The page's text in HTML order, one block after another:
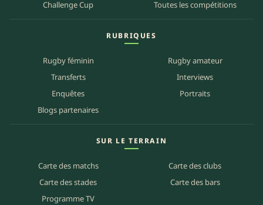
Challenge Cup
Toutes les compétitions
RUBRIQUES
Rugby féminin
Rugby amateur
Transferts
Interviews
Enquêtes
Portraits
Blogs partenaires
SUR LE TERRAIN
Carte des matchs
Carte des clubs
Carte des stades
Carte des bars
Programme TV